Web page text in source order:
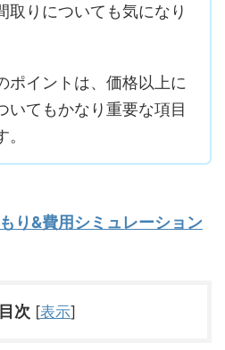
取りについても気になり
ポイントは、価格以上に
いてもかなり重要な項目
り&費用シミュレーション
目次 [表示]